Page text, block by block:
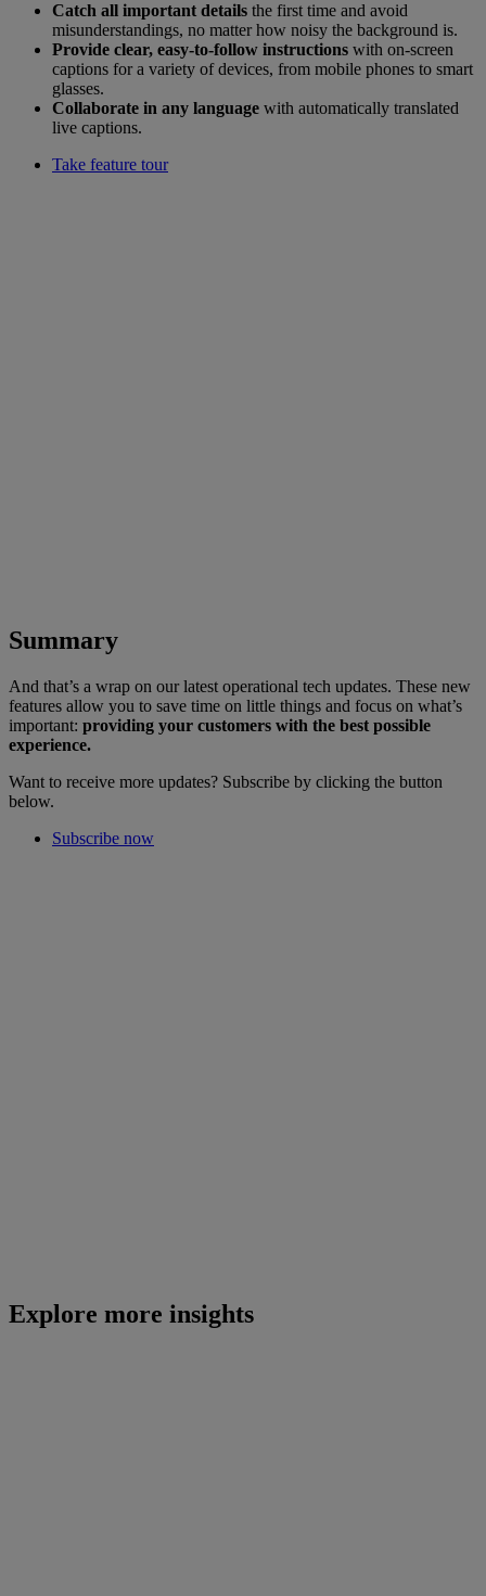
Catch all important details the first time and avoid
misunderstandings, no matter how noisy the background is.
Provide clear, easy-to-follow instructions with on-screen
captions for a variety of devices, from mobile phones to smart
glasses.
Collaborate in any language with automatically translated
live captions.
Take feature tour
Summary
And that’s a wrap on our latest operational tech updates. These new
features allow you to save time on little things and focus on what’s
important: providing your customers with the best possible
experience.
Want to receive more updates? Subscribe by clicking the button
below.
Subscribe now
Explore more insights